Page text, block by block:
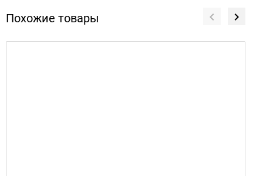
Похожие товары